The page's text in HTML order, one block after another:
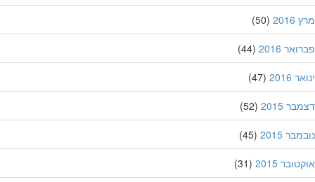
(50)
2016
(44)
2016
(47)
2015
(52)
2015
(45)
2015
(31)